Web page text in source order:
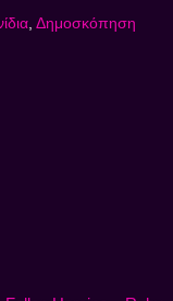
, Δημοσκόπηση